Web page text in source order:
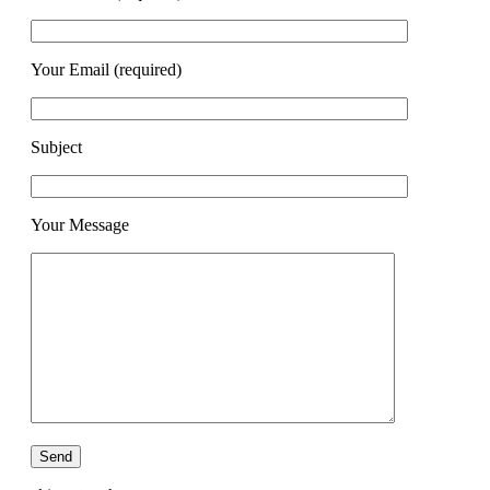
Your Email (required)
Subject
Your Message